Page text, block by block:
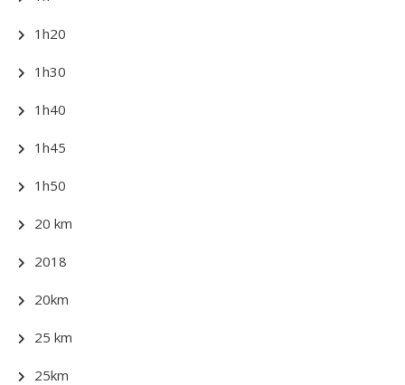
1h20
1h30
1h40
1h45
1h50
20 km
2018
20km
25 km
25km